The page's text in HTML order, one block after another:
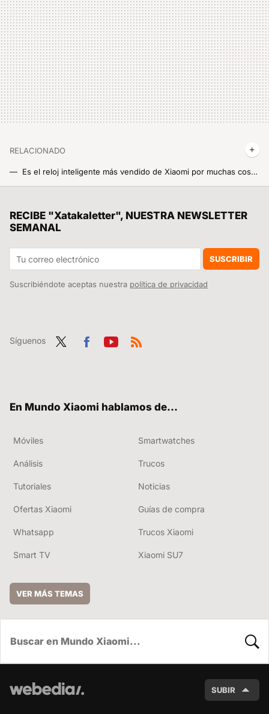
RELACIONADO
Es el reloj inteligente más vendido de Xiaomi por muchas cosas, pero también por el precio. Y aquí tienes un código de descuento para AliExpress
Si se te rompe tu móvil Xiaomi y quieres evitar que te tanguen con la reparación, ten a mano estos precios oficiales siempre
RECIBE "Xatakaletter", NUESTRA NEWSLETTER
SEMANAL
SUSCRIBIR
Suscribiéndote aceptas nuestra política de privacidad
Síguenos
En Mundo Xiaomi hablamos de...
Móviles Smartwatches
Análisis Trucos
Tutoriales Noticias
Ofertas Xiaomi Guías de compra
Whatsapp Trucos Xiaomi
Smart TV Xiaomi SU7
VER MÁS TEMAS
SUBIR